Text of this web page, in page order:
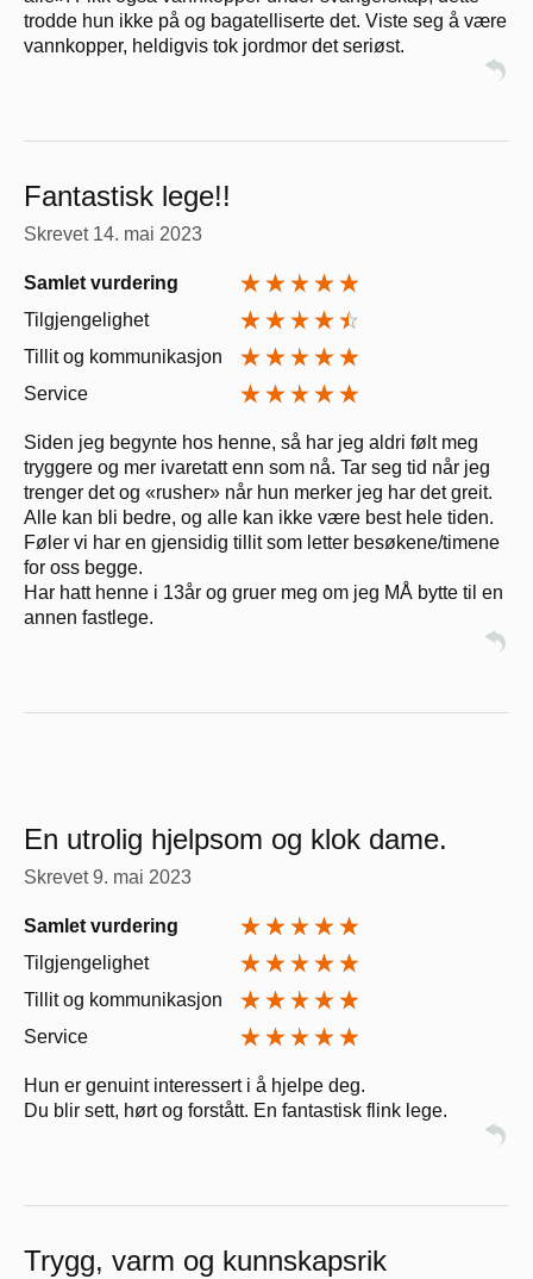
trodde hun ikke på og bagatelliserte det. Viste seg å være
vannkopper, heldigvis tok jordmor det seriøst.
Fantastisk lege!!
Skrevet 14. mai 2023
Samlet vurdering
Tilgjengelighet
Tillit og kommunikasjon
Service
Siden jeg begynte hos henne, så har jeg aldri følt meg
tryggere og mer ivaretatt enn som nå. Tar seg tid når jeg
trenger det og «rusher» når hun merker jeg har det greit.
Alle kan bli bedre, og alle kan ikke være best hele tiden.
Føler vi har en gjensidig tillit som letter besøkene/timene
for oss begge.
Har hatt henne i 13år og gruer meg om jeg MÅ bytte til en
annen fastlege.
En utrolig hjelpsom og klok dame.
Skrevet9. mai 2023
Samlet vurdering
Tilgjengelighet
Tillit og kommunikasjon
Service
Hun er genuint interessert i å hjelpe deg.
Du blir sett, hørt og forstått. En fantastisk flink lege.
Trygg, varm og kunnskapsrik